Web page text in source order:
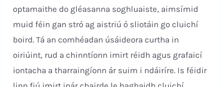
optamaithe do gléasanna soghluaiste, aimsímid
muid féin gan stró ag aistriú ó sliotáin go cluichí
boird. Tá an comhéadan úsáideora curtha in
oiriúint, rud a chinntíonn imirt réidh agus grafaicí
iontacha a tharraingíonn ár suim i ndáiríre. Is féidir